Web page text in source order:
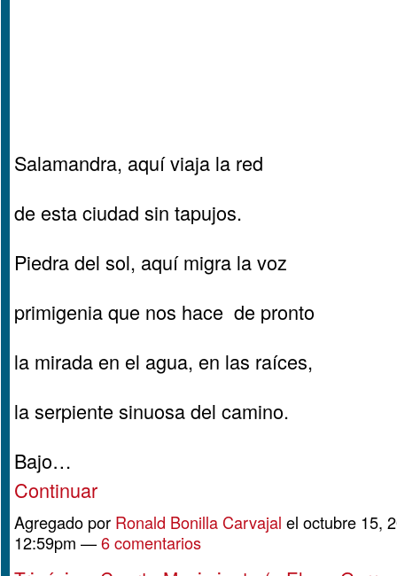
Salamandra, aquí viaja la red
de esta ciudad sin tapujos.
Piedra del sol, aquí migra la voz
primigenia que nos hace de pronto
la mirada en el agua, en las raíces,
la serpiente sinuosa del camino.
Bajo…
Continuar
Agregado por Ronald Bonilla Carvajal el octubre 15,
12:59pm —6 comentarios